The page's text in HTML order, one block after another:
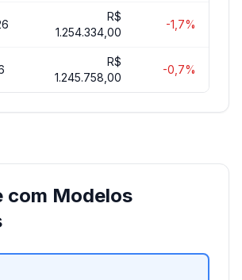
R$
1.254.334,00
-1,7%
R$
1.245.758,00
-0,7%
com Modelos